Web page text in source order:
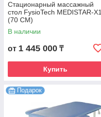
Стационарный массажный
стол FysioTech MEDISTAR-X1
(70 CM)
В наличии
от 1 445 000 ₸
Купить
Подарок